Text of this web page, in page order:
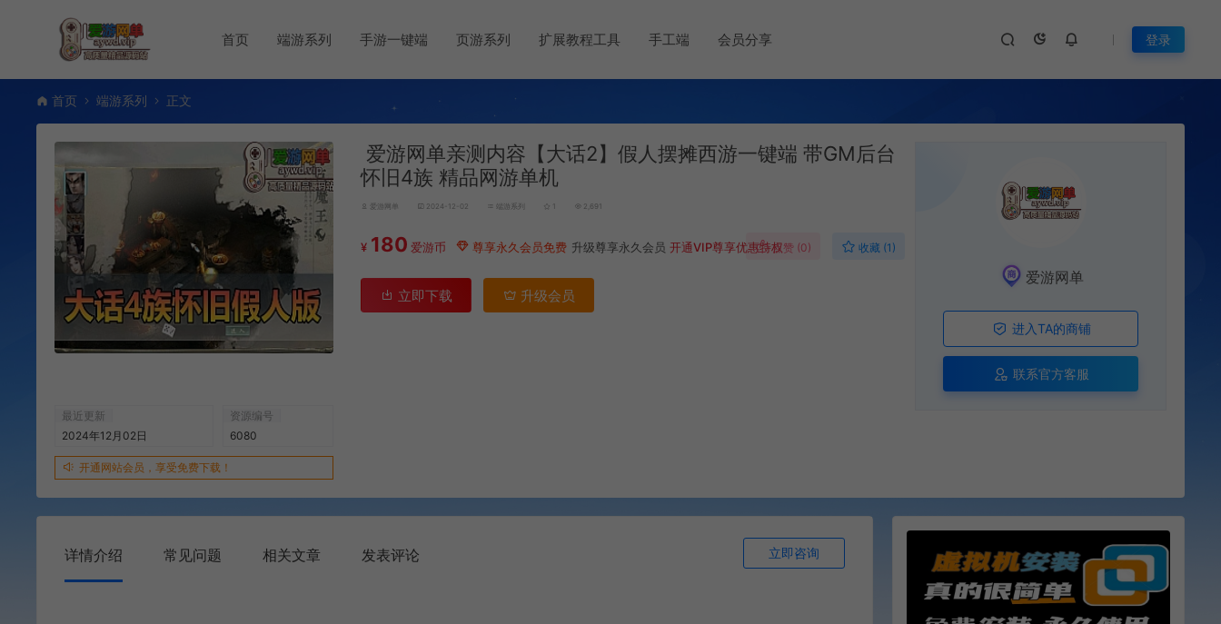
首页 端游系列 手游一键端 页游系列 扩展教程工具 手工端 会员分享 登录
首页 端游系列 正文
最近更新
2024年12月02日
资源编号
6080
开通网站会员，享受免费下载！
爱游网单亲测内容【大话2】假人摆摊西游一键端 带GM后台
怀旧4族 精品网游单机
爱游网单 2024-12-02 端游系列 1 2,691
¥ 180 爱游币 尊享永久会员免费 升级尊享永久会员 开通VIP尊享优惠特权点赞 (0) 收藏 (1)
立即下载 升级会员
爱游网单
进入TA的商铺
联系官方客服
详情介绍 常见问题 相关文章 发表评论 立即咨询